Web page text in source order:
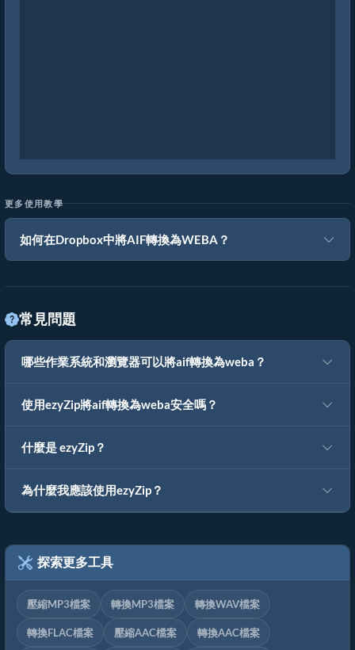
更多使用教學
如何在Dropbox中將AIF轉換為WEBA？
常見問題
哪些作業系統和瀏覽器可以將aif轉換為weba？
使用ezyZip將aif轉換為weba安全嗎？
什麼是 ezyZip？
為什麼我應該使用ezyZip？
探索更多工具
壓縮MP3檔案 轉換MP3檔案 轉換WAV檔案
轉換FLAC檔案 壓縮AAC檔案 轉換AAC檔案